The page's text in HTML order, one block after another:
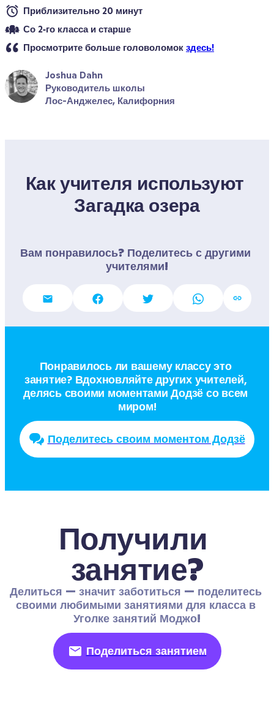
Приблизительно 20 минут
Со 2‑го класса и старше
Просмотрите больше головоломок здесь!
Joshua Dahn
Руководитель школы
Лос-Анджелес, Калифорния
Как учителя используют
Загадка озера
Вам понравилось? Поделитесь с другими
учителями!
Понравилось ли вашему классу это
занятие? Вдохновляйте других учителей,
делясь своими моментами Додзё со всем
миром!
Поделитесь своим моментом Додзё
Получили
занятие?
Делиться — значит заботиться — поделитесь
своими любимыми занятиями для класса в
Уголке занятий Моджо!
Поделиться занятием